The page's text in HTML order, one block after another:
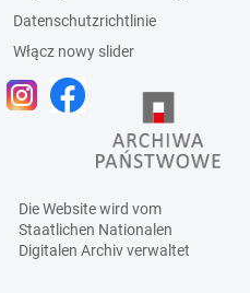
Datenschutzrichtlinie
Włącz nowy slider
Die Website wird vom
Staatlichen Nationalen
Digitalen Archivverwaltet